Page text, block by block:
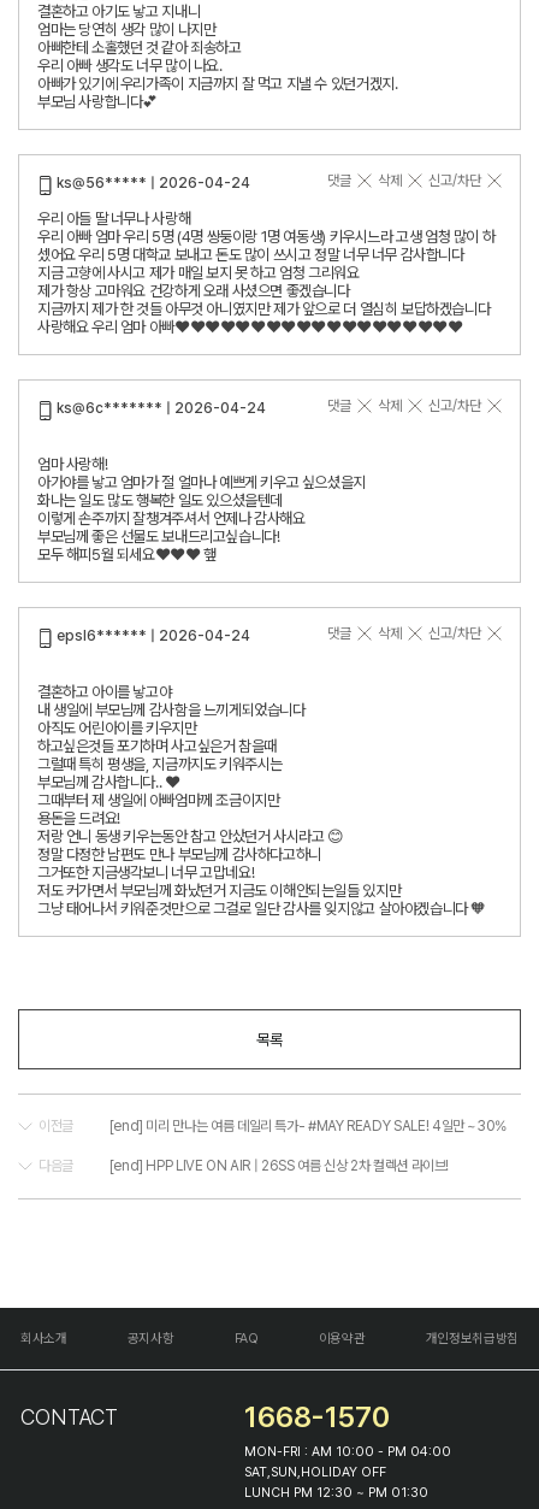
결혼하고 아기도 낳고 지내니
엄마는 당연히 생각 많이 나지만
아빠한테 소홀했던 것 같아 죄송하고
우리 아빠 생각도 너무 많이 나요.
아빠가 있기에 우리가족이 지금까지 잘 먹고 지낼 수 있던거겠지.
부모님 사랑합니다💕
ks@56***** | 2026-04-24 신고/차단
삭제
댓글
우리 아들 딸 너무나 사랑해
우리 아빠 엄마 우리 5명 (4명 쌍둥이랑 1명 여동생) 키우시느라 고생 엄청 많이 하
셌어요 우리 5명 대학교 보내고 돈도 많이 쓰시고 정말 너무 너무 감사합니다
지금 고향에 사시고 제가 매일 보지 못 하고 엄청 그리워요
제가 항상 고마워요 건강하게 오래 사셨으면 좋겠습니다
지금까지 제가 한 것들 아무것 아니였지만 제가 앞으로 더 열심히 보답하겠습니다
사랑해요 우리 엄마 아빠❤️❤️❤️❤️❤️❤️❤️❤️❤️❤️❤️❤️❤️❤️❤️❤️❤️❤️❤️
ks@6c******* | 2026-04-24 신고/차단
삭제
댓글
엄마 사랑해!
아가야를 낳고 엄마가 절 얼마나 예쁘게 키우고 싶으셨을지
화나는 일도 많도 행복한 일도 있으셨을텐데
이렇게 손주까지 잘챙겨주셔서 언제나 감사해요
부모님께 좋은 선물도 보내드리고싶습니다!
모두 해피5월 되세요❤️❤️❤️ 햎
epsl6****** | 2026-04-24 신고/차단
삭제
댓글
결혼하고 아이를 낳고야
내 생일에 부모님께 감사함을 느끼게되었습니다
아직도 어린아이를 키우지만
하고싶은것들 포기하며 사고싶은거 참을때
그럴때 특히 평생을, 지금까지도 키워주시는
부모님께 감사합니다.. ❤️
그때부터 제 생일에 아빠엄마께 조금이지만
용돈을 드려요!
저랑 언니 동생 키우는동안 참고 안샀던거 사시라고 😊
정말 다정한 남편도 만나 부모님께 감사하다고하니
그거또한 지금생각보니 너무 고맙네요!
저도 커가면서 부모님께 화났던거 지금도 이해안되는일들 있지만
그냥 태어나서 키워준것만으로 그걸로 일단 감사를 잊지않고 살아야겠습니다 🧡
목록
이전글 [end] 미리 만나는 여름 데일리 특가- #MAY READY SALE! 4일만 ~30%
다음글 [end] HPP LIVE ON AIR | 26SS 여름 신상 2차 컬렉션 라이브!
회사소개 공지사항 FAQ 이용약관 개인정보취급방침
CONTACT 1668-1570
MON-FRI : AM 10:00 - PM 04:00
SAT,SUN,HOLIDAY OFF
LUNCH PM 12:30 ~ PM 01:30